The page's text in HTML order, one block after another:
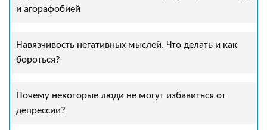
и агорафобией
Навязчивость негативных мыслей. Что делать и как
бороться?
Почему некоторые люди не могут избавиться от
депрессии?